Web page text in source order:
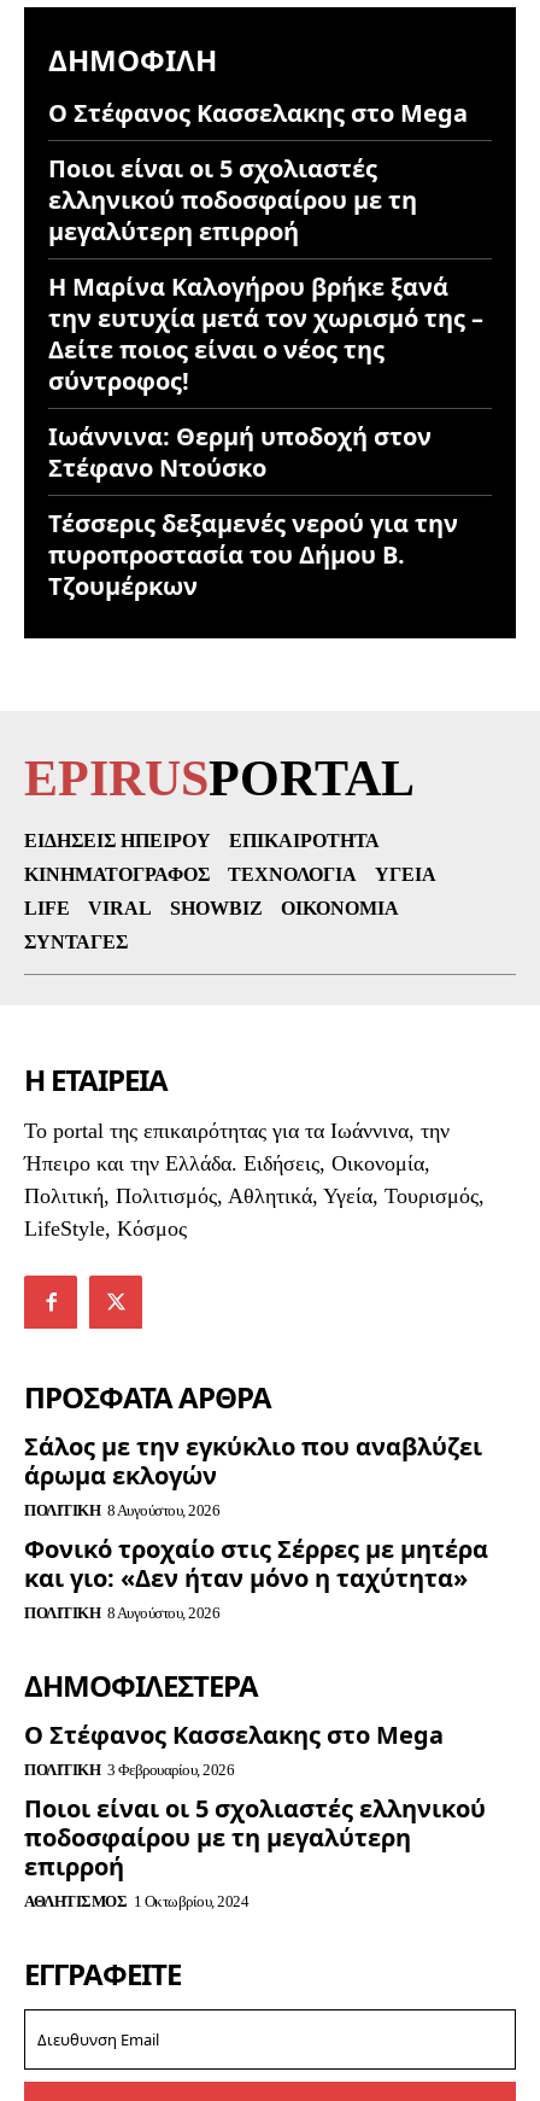
ΔΗΜΟΦΙΛΉ
Ο Στέφανος Κασσελακης στο Mega
Ποιοι είναι οι 5 σχολιαστές
ελληνικού ποδοσφαίρου με τη
μεγαλύτερη επιρροή
Η Μαρίνα Καλογήρου βρήκε ξανά
την ευτυχία μετά τον χωρισμό της –
Δείτε ποιος είναι ο νέος της
σύντροφος!
Ιωάννινα: Θερμή υποδοχή στον
Στέφανο Ντούσκο
Τέσσερις δεξαμενές νερού για την
πυροπροστασία του Δήμου Β.
Τζουμέρκων
EPIRUSPORTAL
ΕΙΔΉΣΕΙΣ ΗΠΕΊΡΟΥ
ΕΠΙΚΑΙΡΌΤΗΤΑ
ΚΙΝΗΜΑΤΟΓΡΆΦΟΣ
ΤΕΧΝΟΛΟΓΊΑ
ΥΓΕΊΑ
LIFE
VIRAL SHOWBIZ
ΟΙΚΟΝΟΜΊΑ
ΣΥΝΤΑΓΈΣ
Η ΕΤΑΙΡΕΙΑ
To portal της επικαιρότητας για τα Ιωάννινα, την
Ήπειρο και την Ελλάδα. Ειδήσεις, Οικονομία,
Πολιτική, Πολιτισμός, Αθλητικά, Υγεία, Τουρισμός,
LifeStyle, Κόσμος
ΠΡΟΣΦΑΤΑ ΑΡΘΡΑ
Σάλος με την εγκύκλιο που αναβλύζει
άρωμα εκλογών
ΠΟΛΙΤΙΚΉ 8 Αυγούστου, 2026
Φονικό τροχαίο στις Σέρρες με μητέρα
και γιο: «Δεν ήταν μόνο η ταχύτητα»
ΠΟΛΙΤΙΚΉ 8 Αυγούστου, 2026
ΔΗΜΟΦΙΛΈΣΤΕΡΑ
Ο Στέφανος Κασσελακης στο Mega
ΠΟΛΙΤΙΚΉ 3 Φεβρουαρίου, 2026
Ποιοι είναι οι 5 σχολιαστές ελληνικού
ποδοσφαίρου με τη μεγαλύτερη
επιρροή
ΑΘΛΗΤΙΣΜΌΣ 1 Οκτωβρίου, 2024
ΕΓΓΡΑΦΕΊΤΕ